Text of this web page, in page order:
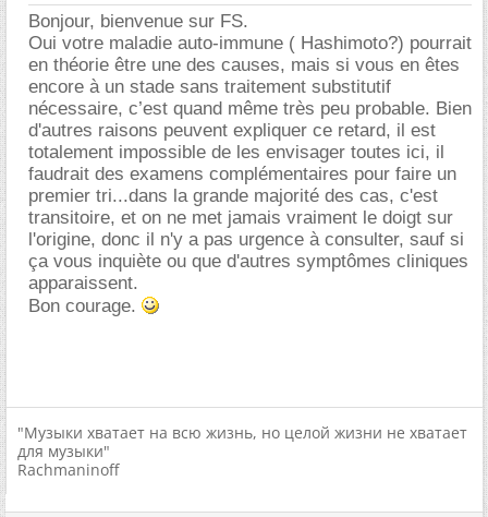
Bonjour, bienvenue sur FS.
Oui votre maladie auto-immune ( Hashimoto?) pourrait
en théorie être une des causes, mais si vous en êtes
encore à un stade sans traitement substitutif
nécessaire, c’est quand même très peu probable. Bien
d'autres raisons peuvent expliquer ce retard, il est
totalement impossible de les envisager toutes ici, il
faudrait des examens complémentaires pour faire un
premier tri...dans la grande majorité des cas, c'est
transitoire, et on ne met jamais vraiment le doigt sur
l'origine, donc il n'y a pas urgence à consulter, sauf si
ça vous inquiète ou que d'autres symptômes cliniques
apparaissent.
Bon courage.
"Музыки хватает на всю жизнь, но целой жизни не хватает
для музыки"
Rachmaninoff